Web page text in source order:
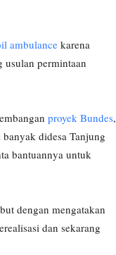
ambulance karena
usulan permintaan
proyek Bundes,
didesa Tanjung
bantuannya untuk
dengan mengatakan
dan sekarang